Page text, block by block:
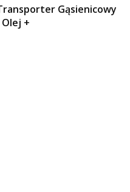
Gąsienicowy
+